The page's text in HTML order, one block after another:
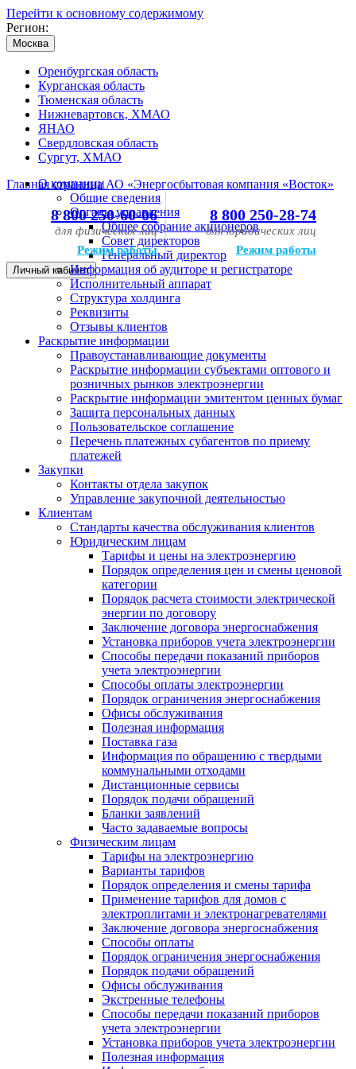
Перейти к основному содержимому
Регион:
Москва
Оренбургская область
Курганская область
Тюменская область
Нижневартовск, ХМАО
ЯНАО
Свердловская область
Сургут, ХМАО
Главная страница АО «Энергосбытовая компания «Восток»
8 800 250-60-06
для физических лиц
Режим работы
8 800 250-28-74
для юридических лиц
Режим работы
Личный кабинет
О компании
Общие сведения
Органы управления
Общее собрание акционеров
Совет директоров
Генеральный директор
Информация об аудиторе и регистраторе
Исполнительный аппарат
Структура холдинга
Реквизиты
Отзывы клиентов
Раскрытие информации
Правоустанавливающие документы
Раскрытие информации субъектами оптового и
розничных рынков электроэнергии
Раскрытие информации эмитентом ценных бумаг
Защита персональных данных
Пользовательское соглашение
Перечень платежных субагентов по приему
платежей
Закупки
Контакты отдела закупок
Управление закупочной деятельностью
Клиентам
Стандарты качества обслуживания клиентов
Юридическим лицам
Тарифы и цены на электроэнергию
Порядок определения цен и смены ценовой
категории
Порядок расчета стоимости электрической
энергии по договору
Заключение договора энергоснабжения
Установка приборов учета электроэнергии
Способы передачи показаний приборов
учета электроэнергии
Способы оплаты электроэнергии
Порядок ограничения энергоснабжения
Офисы обслуживания
Полезная информация
Поставка газа
Информация по обращению с твердыми
коммунальными отходами
Дистанционные сервисы
Порядок подачи обращений
Бланки заявлений
Часто задаваемые вопросы
Физическим лицам
Тарифы на электроэнергию
Варианты тарифов
Порядок определения и смены тарифа
Применение тарифов для домов с
электроплитами и электронагревателями
Заключение договора энергоснабжения
Способы оплаты
Порядок ограничения энергоснабжения
Порядок подачи обращений
Офисы обслуживания
Экстренные телефоны
Способы передачи показаний приборов
учета электроэнергии
Установка приборов учета электроэнергии
Полезная информация